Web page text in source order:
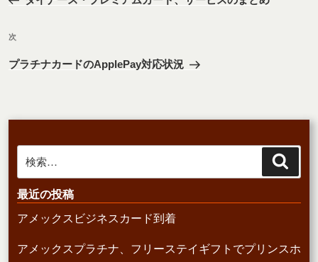
ゲ
ー
ン
稿
次
の
次
プラチナカードのApplePay対応状況
検
最近の投稿
アメックスビジネスカード到着
アメックスプラチナ、フリーステイギフトでプリンスホ